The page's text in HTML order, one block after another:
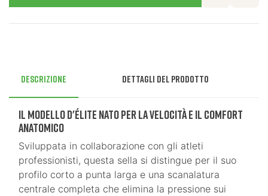
Descrizione Dettagli del prodotto
Il modello d'élite nato per la velocità e il comfort
anatomico
Sviluppata in collaborazione con gli atleti
professionisti, questa sella si distingue per il suo
profilo corto a punta larga e una scanalatura
centrale completa che elimina la pressione sui